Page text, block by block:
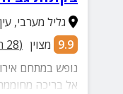
גליל מערבי,
9.9 מצוין (
28
נופש במתחם
אל בריכה